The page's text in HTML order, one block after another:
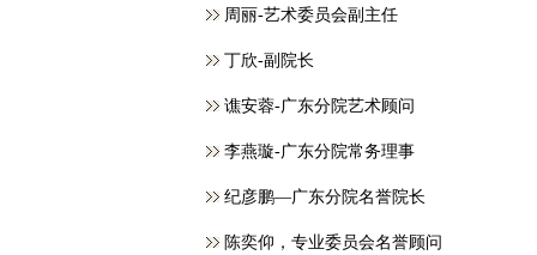
周丽-艺术委员会副主任
丁欣-副院长
谯安蓉-广东分院艺术顾问
李燕璇-广东分院常务理事
纪彦鹏—广东分院名誉院长
​陈奕仰，专业委员会名誉顾问